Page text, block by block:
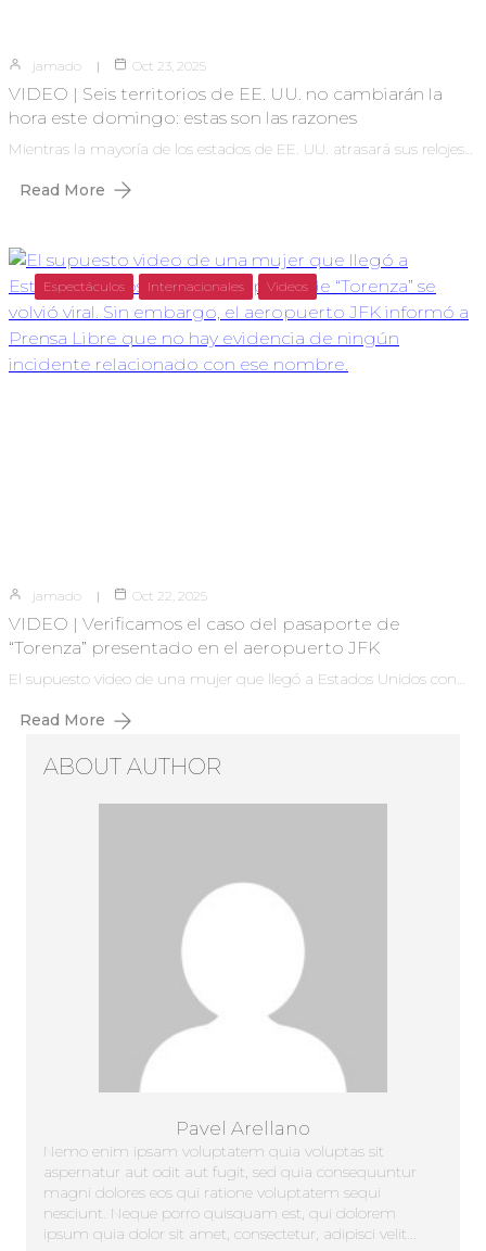
jamado Oct 23, 2025
VIDEO | Seis territorios de EE. UU. no cambiarán la
hora este domingo: estas son las razones
Mientras la mayoría de los estados de EE. UU. atrasará sus relojes…
Read More
Espectáculos Internacionales Videos
jamado Oct 22, 2025
VIDEO | Verificamos el caso del pasaporte de
“Torenza” presentado en el aeropuerto JFK
El supuesto video de una mujer que llegó a Estados Unidos con…
Read More
ABOUT AUTHOR
Pavel Arellano
Nemo enim ipsam voluptatem quia voluptas sit
aspernatur aut odit aut fugit, sed quia consequuntur
magni dolores eos qui ratione voluptatem sequi
nesciunt. Neque porro quisquam est, qui dolorem
ipsum quia dolor sit amet, consectetur, adipisci velit...